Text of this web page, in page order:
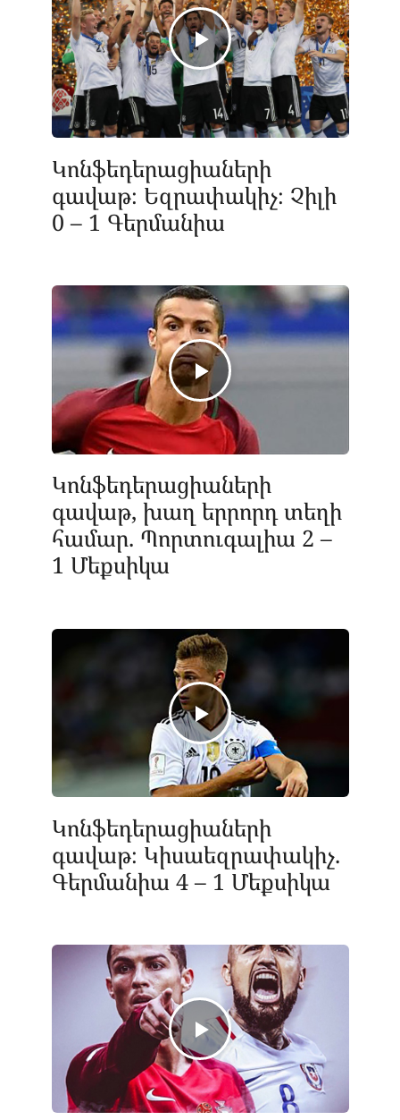
Կոնֆեդերացիաների
գավաթ։ Եզրափակիչ։ Չիլի
0 – 1 Գերմանիա
Կոնֆեդերացիաների
գավաթ, խաղ երրորդ տեղի
համար. Պորտուգալիա 2 –
1 Մեքսիկա
Կոնֆեդերացիաների
գավաթ։ Կիսաեզրափակիչ.
Գերմանիա 4 – 1 Մեքսիկա